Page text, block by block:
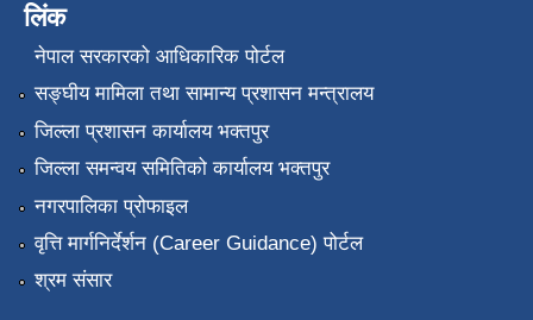
लिंक
नेपाल सरकारको आधिकारिक पोर्टल
सङ्‍घीय मामिला तथा सामान्य प्रशासन मन्त्रालय
जिल्ला प्रशासन कार्यालय भक्तपुर
जिल्ला समन्वय समितिको कार्यालय भक्तपुर
नगरपालिका प्रोफाइल
वृत्ति मार्गनिर्देर्शन (Career Guidance) पोर्टल
श्रम संसार